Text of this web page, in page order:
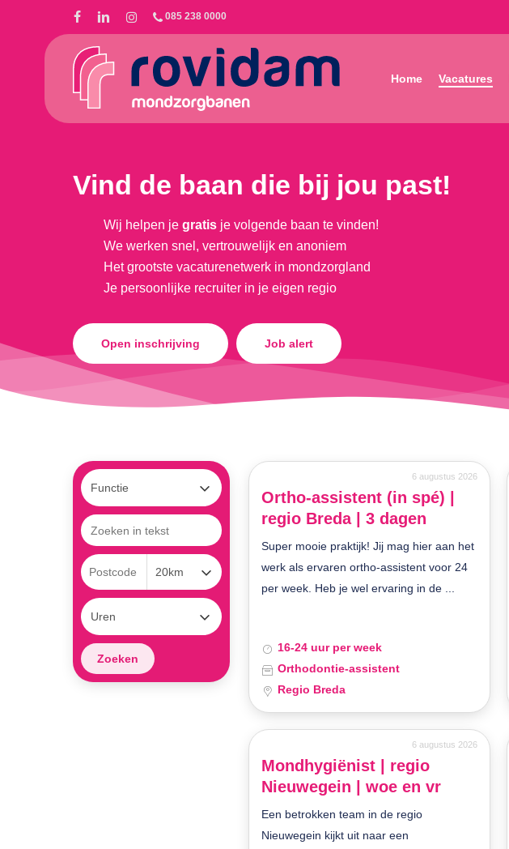
085 238 0000
Druk op enter om te zoeken of ESC om te sluiten
Home Vacatures
Vind de baan die bij jou past!
Wij helpen jegratis je volgende baan te vinden!
We werken snel, vertrouwelijk en anoniem
Het grootste vacaturenetwerk in mondzorgland
Je persoonlijke recruiter in je eigen regio
Open inschrijving Job alert
6 augustus 2026
Ortho-assistent (in spé) |
regio Breda | 3 dagen
Super mooie praktijk! Jij mag hier aan het
werk als ervaren ortho-assistent voor 24
per week. Heb je wel ervaring in de ...
16-24 uur per week
Orthodontie-assistent
Regio Breda
6 augustus 2026
Mondhygiënist | regio
Nieuwegein | woe en vr
Een betrokken team in de regio
Nieuwegein kijkt uit naar een